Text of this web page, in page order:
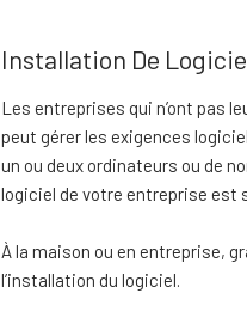
Installation De
Les entreprises qui n’ont pas
peut gérer les exigences
un ou deux ordinateurs ou de
logiciel de votre entreprise est
À la maison ou en entreprise,
l’installation du logiciel.